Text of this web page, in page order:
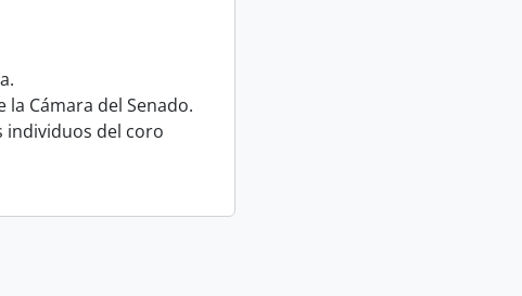
Cámara del Senado.
individuos del coro